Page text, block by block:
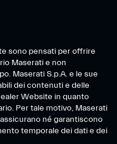
sono pensati per offrire
Maserati e non
Maserati S.p.A. e le sue
dei contenuti e delle
Website in quanto
Per tale motivo, Maserati
né garantiscono
temporale dei dati e dei